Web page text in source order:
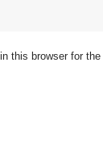
this browser for